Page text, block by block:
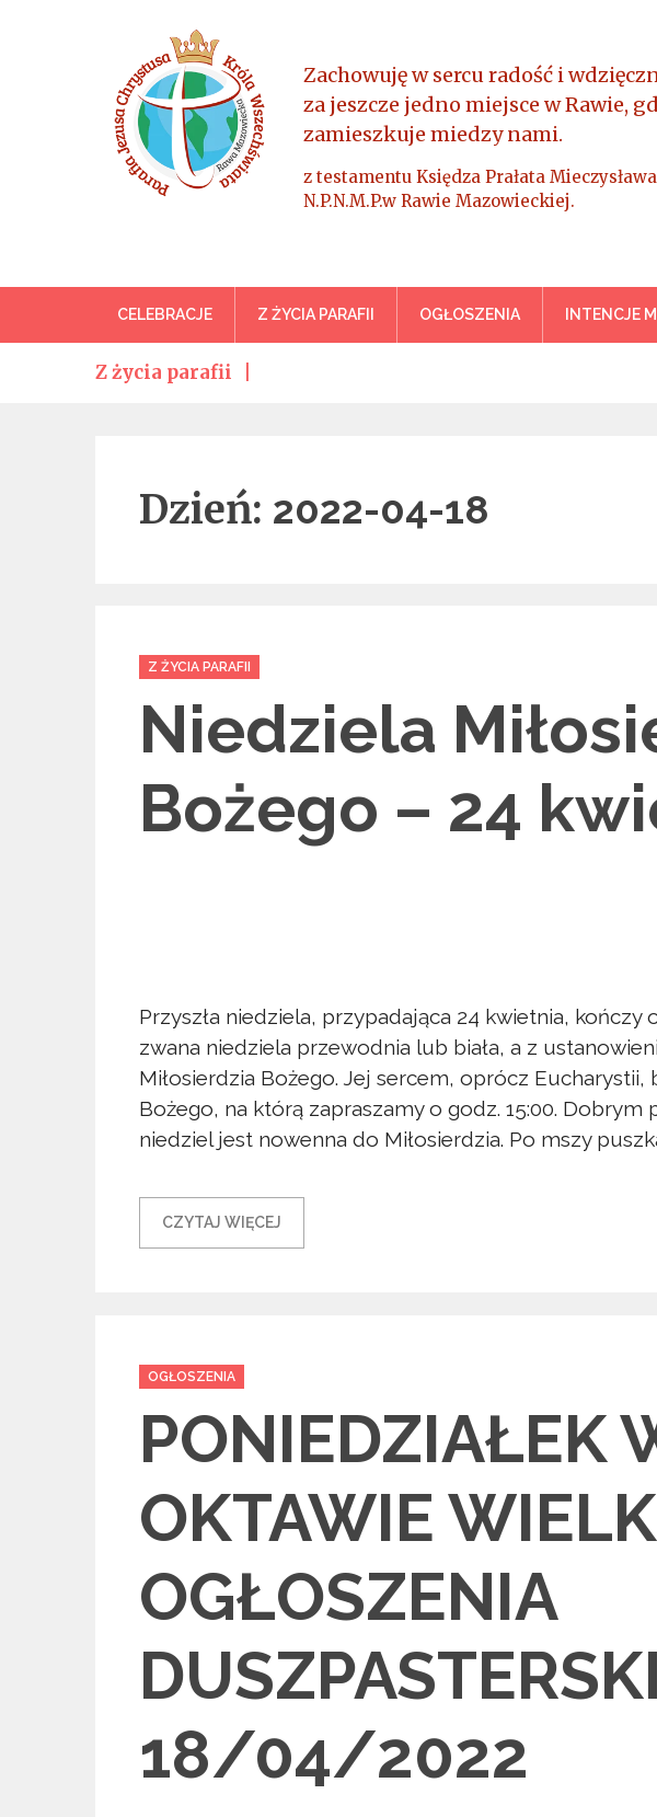
Parafia Jezusa Chrystusa Króla
Zachowuję w sercu radość i
za jeszcze jedno miejsce w Rawie,
zamieszkuje miedzy nami.
z testamentu Księdza Prałata
N.P.N.M.P.w Rawie Mazowieckiej.
CELEBRACJE Z ŻYCIA PARAFII OGŁOSZENIA INTENCJE
Z życia parafii
Dzień: 2022-04-18
Categories
Z ŻYCIA PARAFII
Niedziela
Bożego – 24
Przyszła niedziela, przypadająca 24 kwietnia, kończy
zwana niedziela przewodnia lub biała, a z
Miłosierdzia Bożego. Jej sercem, oprócz Eucharystii,
Bożego, na którą zapraszamy o godz. 15:00.
niedziel jest nowenna do Miłosierdzia. Po mszy
CZYTAJ WIĘCEJ
Categories
OGŁOSZENIA
PONIEDZIAŁEK
OKTAWIE
OGŁOSZENIA
18/04/2022